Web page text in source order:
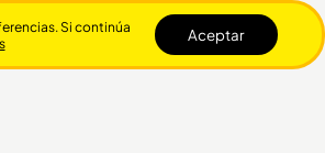
Si continúa
Aceptar